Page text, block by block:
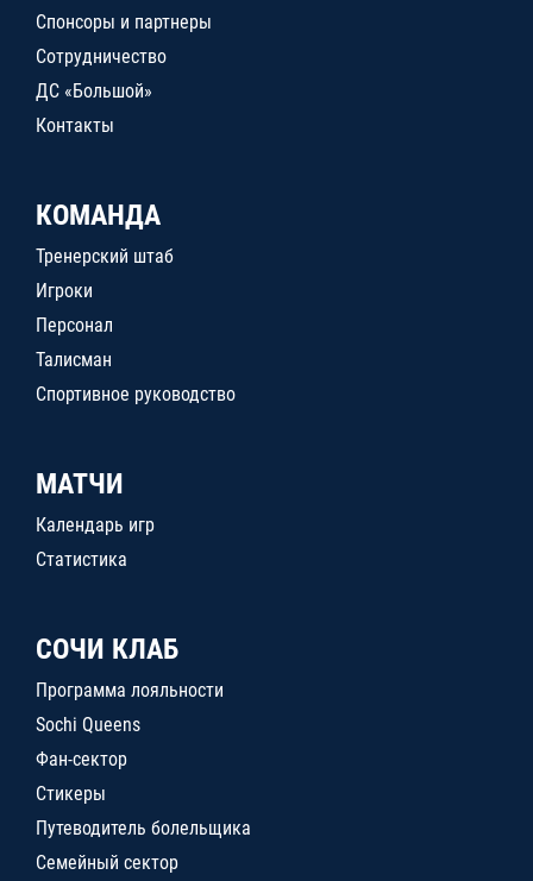
Спонсоры и партнеры
Сотрудничество
ДС «Большой»
Контакты
КОМАНДА
Тренерский штаб
Игроки
Персонал
Талисман
Спортивное руководство
МАТЧИ
Календарь игр
Статистика
СОЧИ КЛАБ
Программа лояльности
Sochi Queens
Фан-сектор
Стикеры
Путеводитель болельщика
Семейный сектор